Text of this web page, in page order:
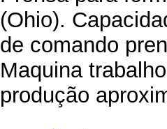
(Ohio).
de comando
Maquina
produção